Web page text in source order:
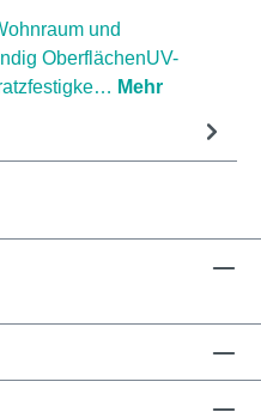
und
OberflächenUV-
Mehr